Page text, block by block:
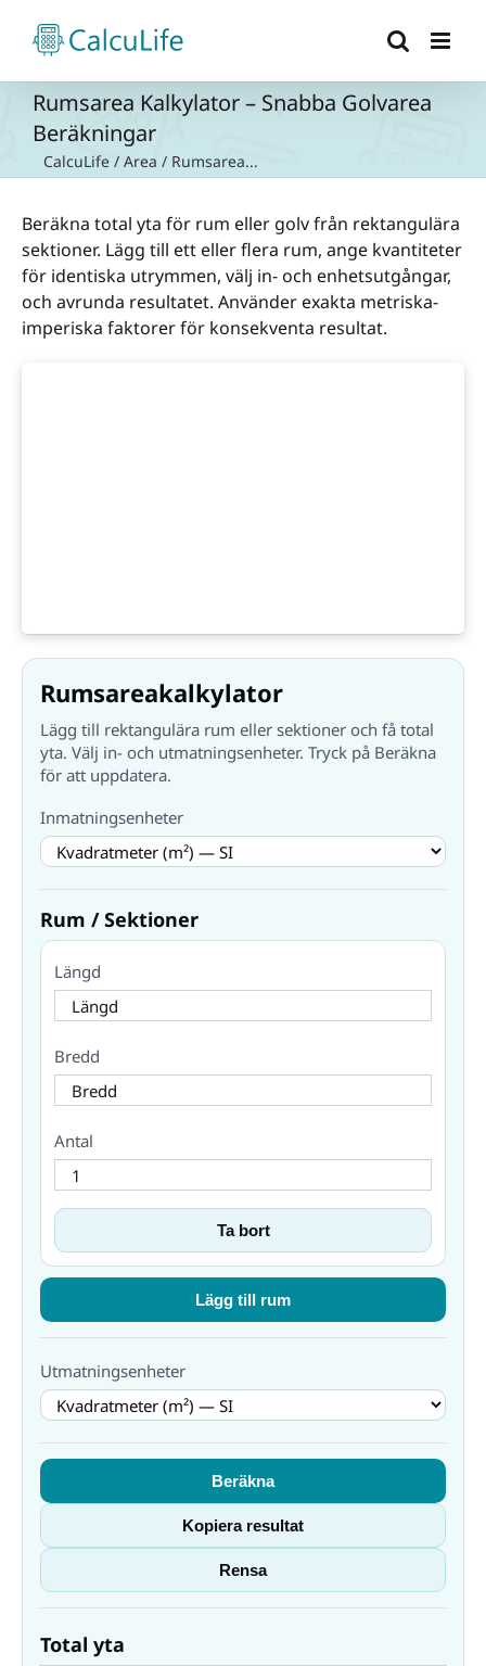
innehållet
Rumsarea Kalkylator – Snabba Golvarea
Beräkningar
CalcuLife / Area / Rumsarea...
Beräkna total yta för rum eller golv från rektangulära
sektioner. Lägg till ett eller flera rum, ange kvantiteter
för identiska utrymmen, välj in- och enhetsutgångar,
och avrunda resultatet. Använder exakta metriska-
imperiska faktorer för konsekventa resultat.
Rumsareakalkylator
Lägg till rektangulära rum eller sektioner och få total
yta. Välj in- och utmatningsenheter. Tryck på Beräkna
för att uppdatera.
Inmatningsenheter
Rum / Sektioner
Längd
Bredd
Antal
Ta bort
Lägg till rum
Utmatningsenheter
Beräkna
Kopiera resultat
Rensa
Total yta